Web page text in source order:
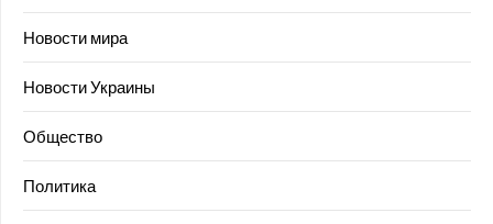
Новости мира
Новости Украины
Общество
Политика